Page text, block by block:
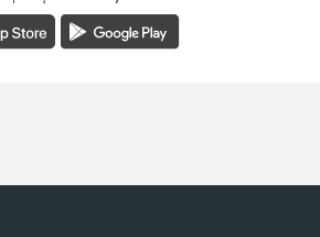
1
Antena 1
Antena 1